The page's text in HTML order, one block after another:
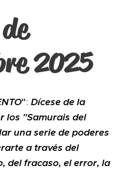
2025
": Dícese de la
los "Samurais del
una serie de poderes
a través del
del fracaso, el error, la